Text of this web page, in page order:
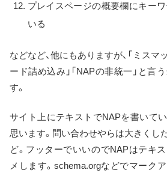
プレイスページの概要欄にキー
いる
などなど、他にもありますが、「ミスマ
ード詰め込み」「NAPの非統一」と言
す。
サイト上にテキストでNAPを書いて
思います。問い合わせやらは大きく
ど。フッターでいいのでNAPはテキ
メします。schema.orgなどでマーク